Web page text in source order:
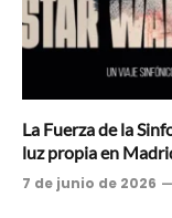
La Fuerza de la
luz propia en
7 de junio de 2026